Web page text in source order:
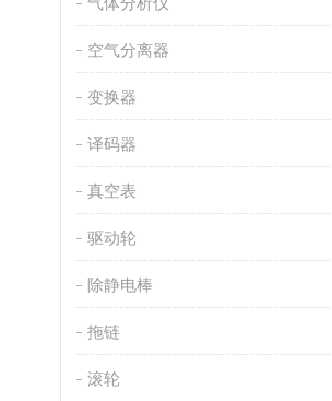
空气分离器
变换器
译码器
真空表
驱动轮
除静电棒
拖链
滚轮